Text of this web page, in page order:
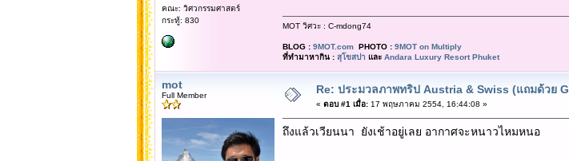
คณะ: วิศวกรรมศาสตร์
กระทู้: 830
MOT วิศวะ : C-mdong74
BLOG : 9MOT.comPHOTO : 9MOT on Multiply
ที่ทำมาหากิน : สุโขสปา และ Andara Luxury Resort Phuket
mot
Full Member Re: ประมวลภาพทริป Austria & Swiss (แถมด้วย
« ตอบ #1 เมื่อ:17 พฤษภาคม 2554, 16:44:08 »
ถึงแล้วเวียนนา ยังเช้าอยู่เลย อากาศจะหนาวไหมหนอ